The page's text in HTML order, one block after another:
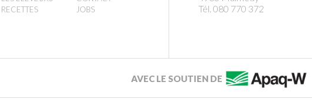
RECETTES
JOBS
Tél. 080 770 372
AVEC LE SOUTIEN DE